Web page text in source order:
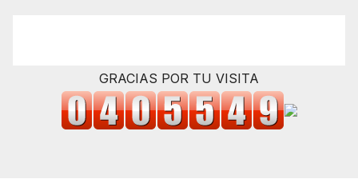
GRACIAS POR TU VISITA